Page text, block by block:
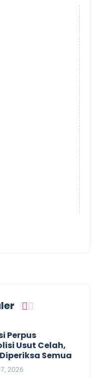
Perpus
Usut Celah,
Semua
2026